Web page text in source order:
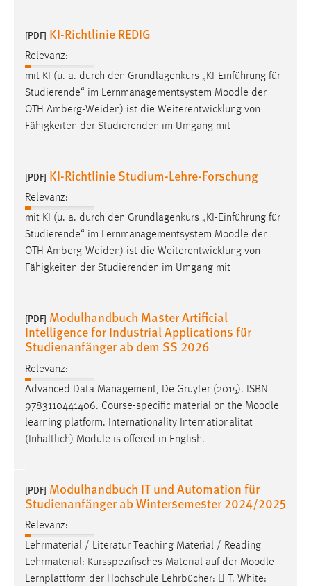
[PDF] KI-Richtlinie REDIG
Relevanz:
mit KI (u. a. durch den Grundlagenkurs „KI-Einführung für
Studierende“ im Lernmanagementsystem Moodle der
OTH Amberg-Weiden) ist die Weiterentwicklung von
Fähigkeiten der Studierenden im Umgang mit
[PDF] KI-Richtlinie Studium-Lehre-Forschung
Relevanz:
mit KI (u. a. durch den Grundlagenkurs „KI-Einführung für
Studierende“ im Lernmanagementsystem Moodle der
OTH Amberg-Weiden) ist die Weiterentwicklung von
Fähigkeiten der Studierenden im Umgang mit
[PDF] Modulhandbuch Master Artificial
Intelligence for Industrial Applications für
Studienanfänger ab dem SS 2026
Relevanz:
Advanced Data Management, De Gruyter (2015). ISBN
9783110441406. Course-specific material on the Moodle
learning platform. Internationality Internationalität
(Inhaltlich) Module is offered in English.
[PDF] Modulhandbuch IT und Automation für
Studienanfänger ab Wintersemester 2024/2025
Relevanz:
Lehrmaterial / Literatur Teaching Material / Reading
Lehrmaterial: Kursspezifisches Material auf der Moodle-
Lernplattform der Hochschule Lehrbücher:  T. White: